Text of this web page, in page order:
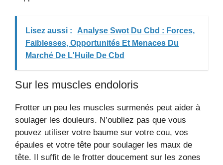
Lisez aussi :
Analyse Swot Du Cbd : Forces,
Faiblesses, Opportunités Et Menaces Du
Marché De L'Huile De Cbd
Sur les muscles endoloris
Frotter un peu les muscles surmenés peut aider à
soulager les douleurs. N’oubliez pas que vous
pouvez utiliser votre baume sur votre cou, vos
épaules et votre tête pour soulager les maux de
tête. Il suffit de le frotter doucement sur les zones